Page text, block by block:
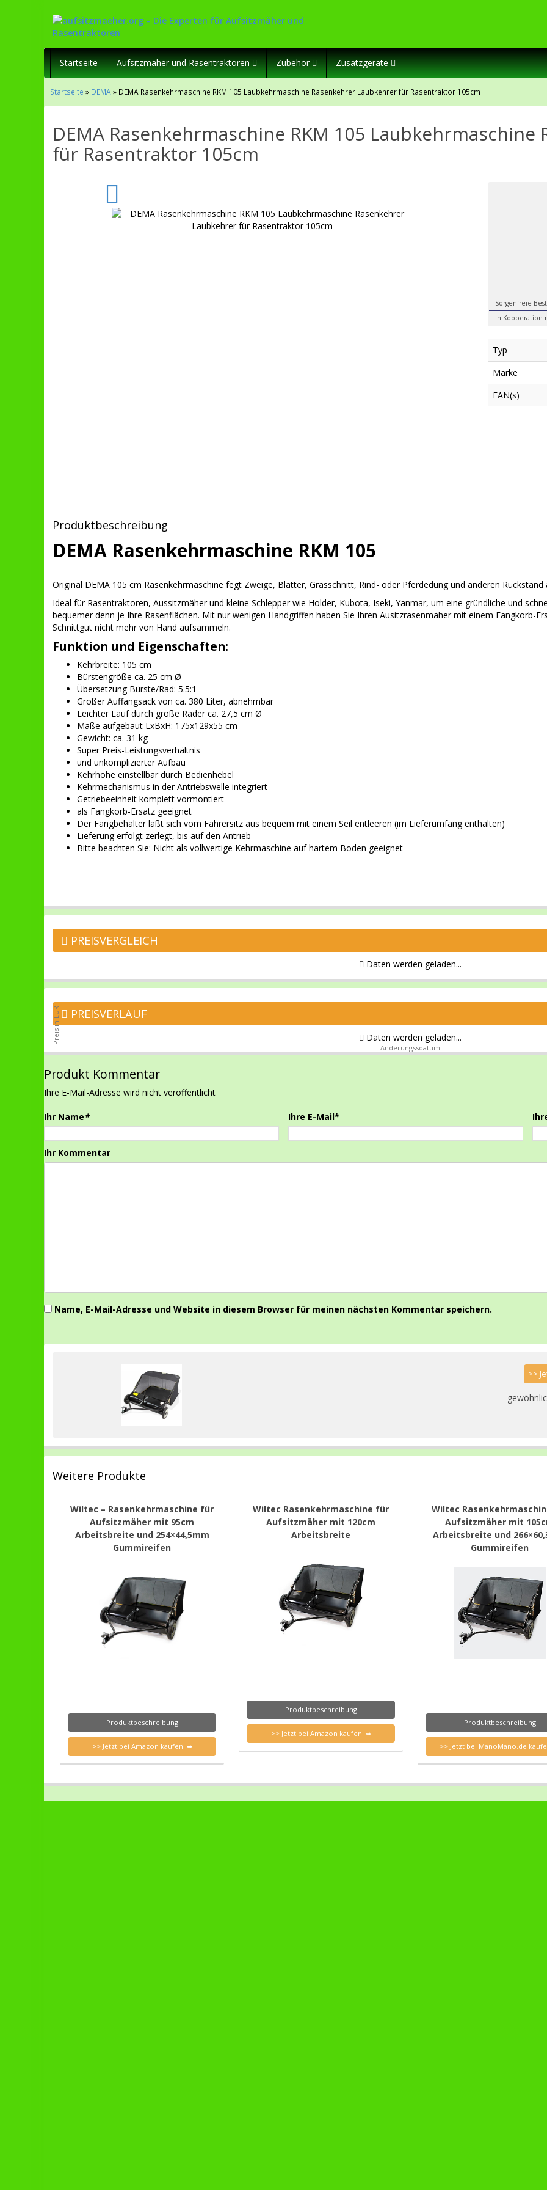
Startseite Aufsitzmäher und Rasentraktoren Zubehör Zusatzgeräte
Startseite » DEMA » DEMA Rasenkehrmaschine RKM 105 Laubkehrmaschine Rasenkehrer Laubkehrer für Rasentraktor 105cm
DEMA Rasenkehrmaschine RKM 105
für Rasentraktor 105cm
Sorgenfreie
In Kooperation
Typ
Marke
EAN(s)
Produktbeschreibung
DEMA Rasenkehrmaschine RKM 105
Original DEMA 105 cm Rasenkehrmaschine fegt Zweige, Blätter, Grasschnitt, Rind- oder Pferdedung und anderen Rückstand
Ideal für Rasentraktoren, Aussitzmäher und kleine Schlepper wie Holder, Kubota, Iseki, Yanmar, um eine gründliche und
bequemer denn je Ihre Rasenflächen. Mit nur wenigen Handgriffen haben Sie Ihren Ausitzrasenmäher mit einem Fangkorb-
Schnittgut nicht mehr von Hand aufsammeln.
Funktion und Eigenschaften:
Kehrbreite: 105 cm
Bürstengröße ca. 25 cm Ø
Übersetzung Bürste/Rad: 5.5:1
Großer Auffangsack von ca. 380 Liter, abnehmbar
Leichter Lauf durch große Räder ca. 27,5 cm Ø
Maße aufgebaut LxBxH: 175x129x55 cm
Gewicht: ca. 31 kg
Super Preis-Leistungsverhältnis
und unkomplizierter Aufbau
Kehrhöhe einstellbar durch Bedienhebel
Kehrmechanismus in der Antriebswelle integriert
Getriebeeinheit komplett vormontiert
als Fangkorb-Ersatz geeignet
Der Fangbehälter läßt sich vom Fahrersitz aus bequem mit einem Seil entleeren (im Lieferumfang enthalten)
Lieferung erfolgt zerlegt, bis auf den Antrieb
Bitte beachten Sie: Nicht als vollwertige Kehrmaschine auf hartem Boden geeignet
PREISVERGLEICH
Daten werden geladen...
PREISVERLAUF
Daten werden geladen...
Produkt Kommentar
Ihre E-Mail-Adresse wird nicht veröffentlicht
Ihr Name* Ihre E-Mail*
Ihr Kommentar
Name, E-Mail-Adresse und Website in diesem Browser für meinen nächsten Kommentar speichern.
>>
Weitere Produkte
Wiltec – Rasenkehrmaschine für
Aufsitzmäher mit 95cm
Arbeitsbreite und 254×44,5mm
Gummireifen
Produktbeschreibung
>> Jetzt bei Amazon kaufen! ➥
Wiltec Rasenkehrmaschine für
Aufsitzmäher mit 120cm
Arbeitsbreite
Produktbeschreibung
>> Jetzt bei Amazon kaufen! ➥
Wiltec
Aufsitzmäher mit
Arbeitsbreite und
Gummireifen
Produktbeschreibung
>> Jetzt bei ManoMano.de